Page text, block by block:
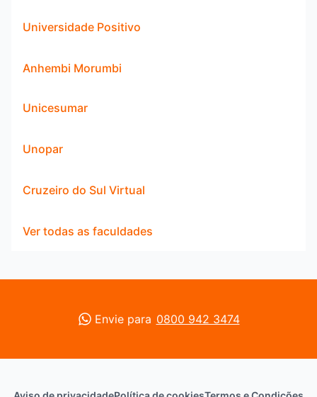
Universidade Positivo
Anhembi Morumbi
Unicesumar
Unopar
Cruzeiro do Sul Virtual
Ver todas as faculdades
Envie para 0800 942 3474